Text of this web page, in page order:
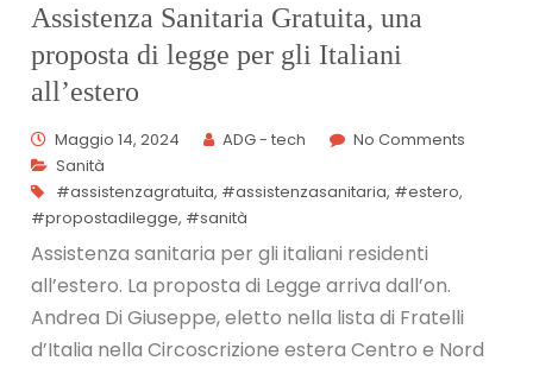
Assistenza Sanitaria Gratuita, una
proposta di legge per gli Italiani
all’estero
Maggio 14, 2024 ADG - tech
No Comments
Sanità
#assistenzagratuita, #assistenzasanitaria, #estero,
#propostadilegge, #sanità
Assistenza sanitaria per gli italiani residenti
all’estero. La proposta di Legge arriva dall’on.
Andrea Di Giuseppe, eletto nella lista di Fratelli
d’Italia nella Circoscrizione estera Centro e Nord